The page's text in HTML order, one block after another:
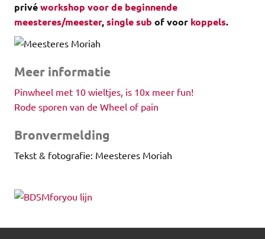
privéworkshop voor de beginnende
meesteres/meester,single sub of voor koppels.
Meer informatie
Pinwheel met 10 wieltjes, is 10x meer fun!
Rode sporen van de Wheel of pain
Bronvermelding
Tekst & fotografie: Meesteres Moriah